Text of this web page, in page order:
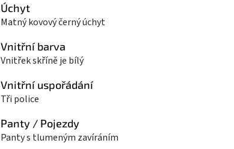
Úchyt
Matný kovový černý úchyt
Vnitřní barva
Vnitřek skříně je bílý
Vnitřní uspořádání
Tři police
Panty / Pojezdy
Panty s tlumeným zavíráním